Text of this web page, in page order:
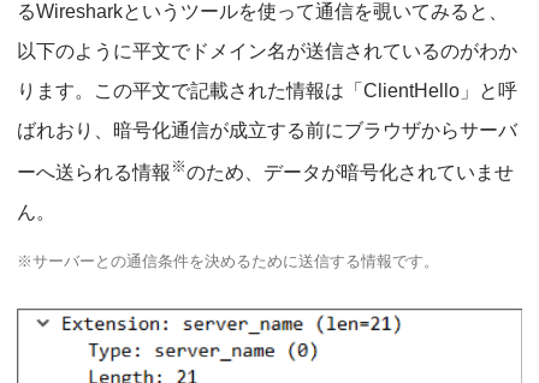
るWiresharkというツールを使って通信を覗いてみると、
以下のように平文でドメイン名が送信されているのがわか
ります。この平文で記載された情報は「ClientHello」と呼
ばれおり、暗号化通信が成立する前にブラウザからサーバ
ーへ送られる情報 ※のため、データが暗号化されていませ
ん。
※サーバーとの通信条件を決めるために送信する情報です。